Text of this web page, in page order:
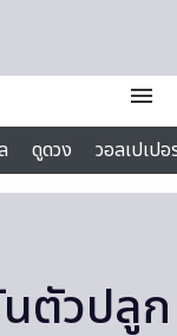
menu
ดูดวง
วอลเปเป
ตัวปลูก